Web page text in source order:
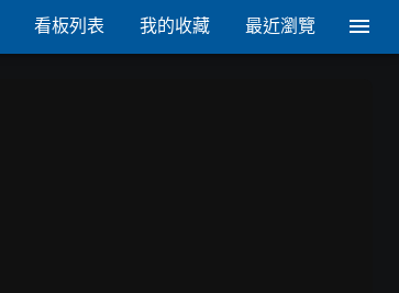
看板列表 我的收藏 最近瀏覽